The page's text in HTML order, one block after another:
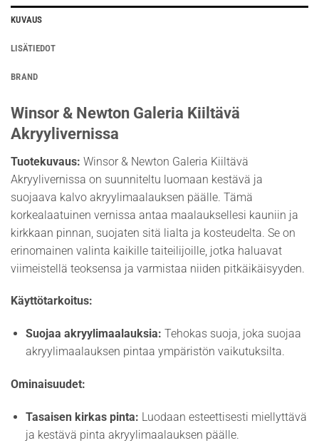
KUVAUS
LISÄTIEDOT
BRAND
Winsor & Newton Galeria Kiiltävä
Akryylivernissa
Tuotekuvaus: Winsor & Newton Galeria Kiiltävä
Akryylivernissa on suunniteltu luomaan kestävä ja
suojaava kalvo akryylimaalauksen päälle. Tämä
korkealaatuinen vernissa antaa maalauksellesi kauniin ja
kirkkaan pinnan, suojaten sitä lialta ja kosteudelta. Se on
erinomainen valinta kaikille taiteilijoille, jotka haluavat
viimeistellä teoksensa ja varmistaa niiden pitkäikäisyyden.
Käyttötarkoitus:
Suojaa akryylimaalauksia: Tehokas suoja, joka suojaa
akryylimaalauksen pintaa ympäristön vaikutuksilta.
Ominaisuudet:
Tasaisen kirkas pinta: Luodaan esteettisesti miellyttävä
ja kestävä pinta akryylimaalauksen päälle.